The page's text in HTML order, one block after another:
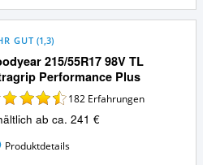
215/55R17 98V TL
Performance Plus
GUT (1,3)
182 Erfahrungen
ab ca. 241 €
Produktdetails